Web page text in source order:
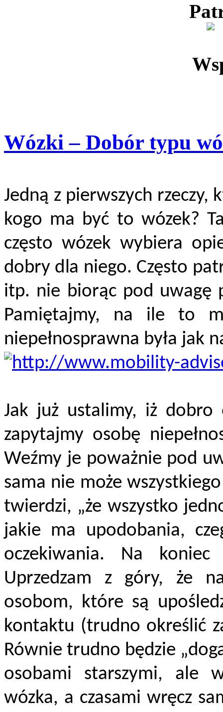
Wózki – Dobór typu
Jedną z pierwszych
kogo ma być to wózek?
często wózek wybiera
dobry dla niego. Często
itp. nie biorąc pod uwagę
Pamiętajmy, na ile to
niepełnosprawna była jak
Jak już ustalimy, iż
zapytajmy osobę
Weźmy je poważnie pod
sama nie może
twierdzi, „że wszystko
jakie ma upodobania,
oczekiwania. Na koniec
Uprzedzam z góry, że
osobom, które są
kontaktu (trudno określić
Równie trudno będzie
osobami starszymi, ale
wózka, a czasami wręcz